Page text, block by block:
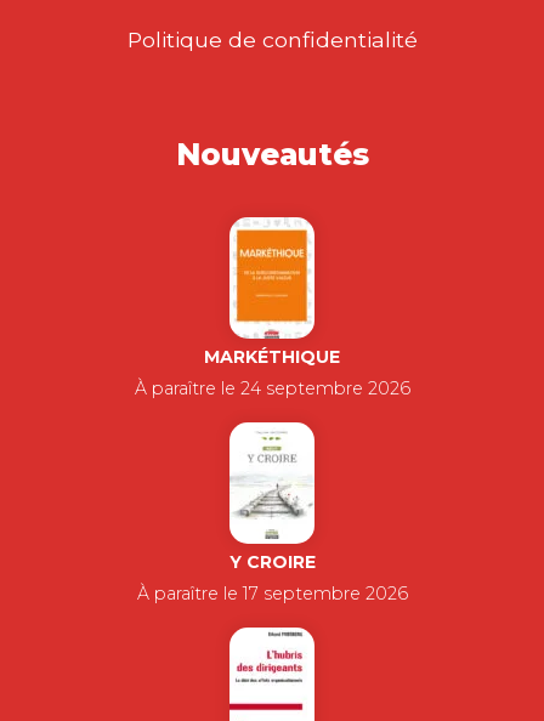
Politique de confidentialité
Nouveautés
MARKÉTHIQUE
À paraître le 24 septembre 2026
Y CROIRE
À paraître le 17 septembre 2026